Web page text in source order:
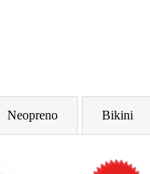
Neopreno Bikini